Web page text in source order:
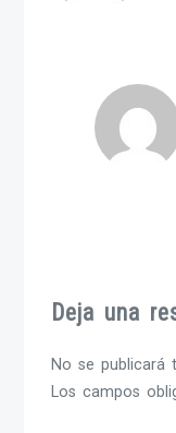
Deja una
No se publicará
Los campos